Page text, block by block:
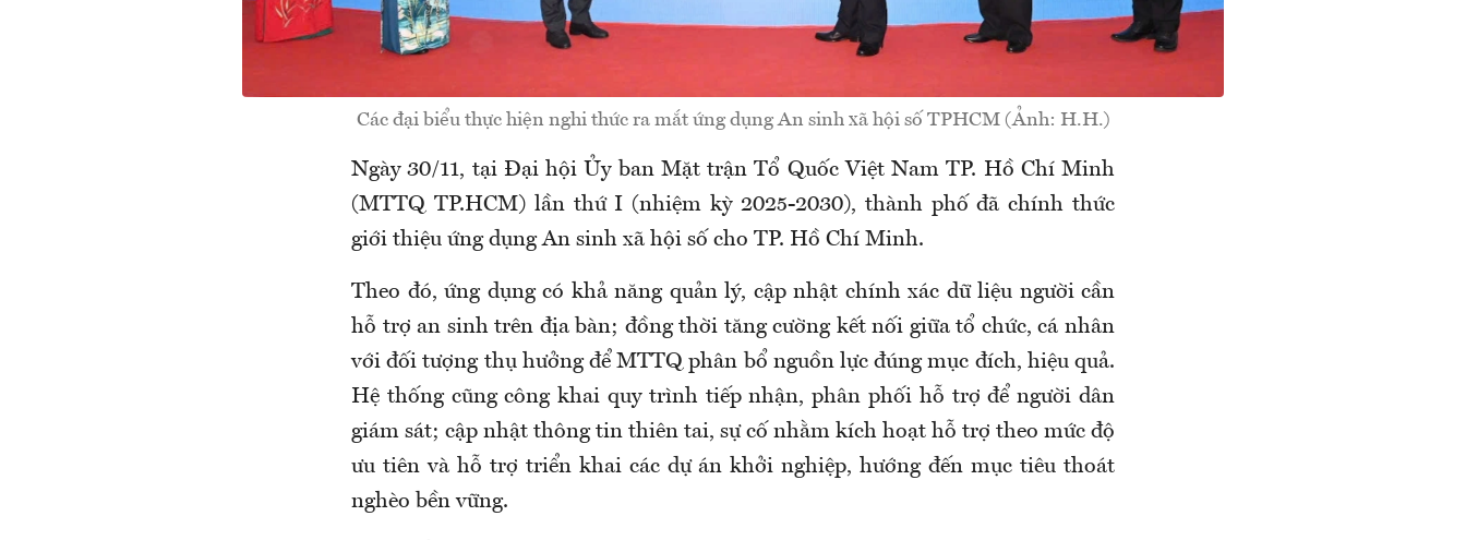
Các đại biểu thực hiện nghi thức ra mắt ứng dụng An sinh xã hội số TPHCM (Ảnh: H.H.)
Ngày 30/11, tại Đại hội Ủy ban Mặt trận Tổ Quốc Việt Nam TP. Hồ Chí Minh
(MTTQ TP.HCM) lần thứ I (nhiệm kỳ 2025-2030), thành phố đã chính thức
giới thiệu ứng dụng An sinh xã hội số cho TP. Hồ Chí Minh.
Theo đó, ứng dụng có khả năng quản lý, cập nhật chính xác dữ liệu người cần
hỗ trợ an sinh trên địa bàn; đồng thời tăng cường kết nối giữa tổ chức, cá nhân
với đối tượng thụ hưởng để MTTQ phân bổ nguồn lực đúng mục đích, hiệu quả.
Hệ thống cũng công khai quy trình tiếp nhận, phân phối hỗ trợ để người dân
giám sát; cập nhật thông tin thiên tai, sự cố nhằm kích hoạt hỗ trợ theo mức độ
ưu tiên và hỗ trợ triển khai các dự án khởi nghiệp, hướng đến mục tiêu thoát
nghèo bền vững.